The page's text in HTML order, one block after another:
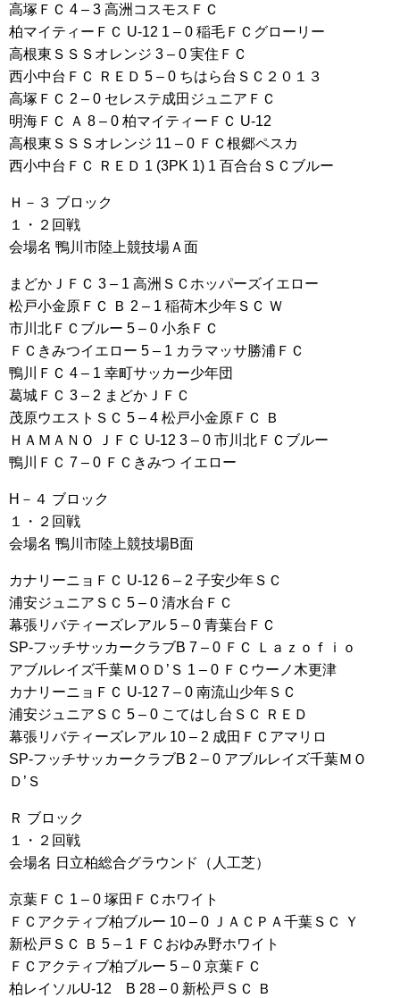
高塚ＦＣ 4 – 3 高洲コスモスＦＣ
柏マイティーＦＣ U-12 1 – 0 稲毛ＦＣグローリー
高根東ＳＳＳオレンジ 3 – 0 実住ＦＣ
西小中台ＦＣ ＲＥＤ 5 – 0 ちはら台ＳＣ２０１３
高塚ＦＣ 2 – 0 セレステ成田ジュニアＦＣ
明海ＦＣ Ａ 8 – 0 柏マイティーＦＣ U-12
高根東ＳＳＳオレンジ 11 – 0 ＦＣ根郷ペスカ
西小中台ＦＣ ＲＥＤ 1 (3PK 1) 1 百合台ＳＣブルー
Ｈ－３ ブロック
１・２回戦
会場名 鴨川市陸上競技場Ａ面
まどかＪＦＣ 3 – 1 高洲ＳＣホッパーズイエロー
松戸小金原ＦＣ Ｂ 2 – 1 稲荷木少年ＳＣ Ｗ
市川北ＦＣブルー 5 – 0 小糸ＦＣ
ＦＣきみつイエロー 5 – 1 カラマッサ勝浦ＦＣ
鴨川ＦＣ 4 – 1 幸町サッカー少年団
葛城ＦＣ 3 – 2 まどかＪＦＣ
茂原ウエストＳＣ 5 – 4 松戸小金原ＦＣ Ｂ
ＨＡＭＡＮＯ ＪＦＣ U-12 3 – 0 市川北ＦＣブルー
鴨川ＦＣ 7 – 0 ＦＣきみつ イエロー
H－４ ブロック
１・２回戦
会場名 鴨川市陸上競技場B面
カナリーニョＦＣ U-12 6 – 2 子安少年ＳＣ
浦安ジュニアＳＣ 5 – 0 清水台ＦＣ
幕張リバティーズレアル 5 – 0 青葉台ＦＣ
SP-フッチサッカークラブB 7 – 0 ＦＣ Ｌａｚｏｆｉｏ
アブルレイズ千葉ＭＯＤ’Ｓ 1 – 0 ＦＣウーノ木更津
カナリーニョＦＣ U-12 7 – 0 南流山少年ＳＣ
浦安ジュニアＳＣ 5 – 0 こてはし台ＳＣ ＲＥＤ
幕張リバティーズレアル 10 – 2 成田ＦＣアマリロ
SP-フッチサッカークラブB 2 – 0 アブルレイズ千葉ＭＯ
Ｄ’Ｓ
Ｒ ブロック
１・２回戦
会場名 日立柏総合グラウンド（人工芝）
京葉ＦＣ 1 – 0 塚田ＦＣホワイト
ＦＣアクティブ柏ブルー 10 – 0 ＪＡＣＰＡ千葉ＳＣ Ｙ
新松戸ＳＣ Ｂ 5 – 1 ＦＣおゆみ野ホワイト
ＦＣアクティブ柏ブルー 5 – 0 京葉ＦＣ
柏レイソルU-12 B 28 – 0 新松戸ＳＣ Ｂ